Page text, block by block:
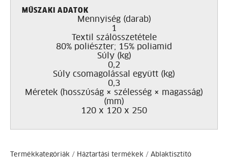
MŰSZAKI ADATOK
Mennyiség (darab)
1
Textil szálösszetétele
80% poliészter; 15% poliamid
Súly (kg)
0,2
Súly csomagolással együtt (kg)
0,3
Méretek (hosszúság × szélesség × magasság)
(mm)
120 x 120 x 250
Termékkategóriák / Háztartási termékek / Ablaktisztító